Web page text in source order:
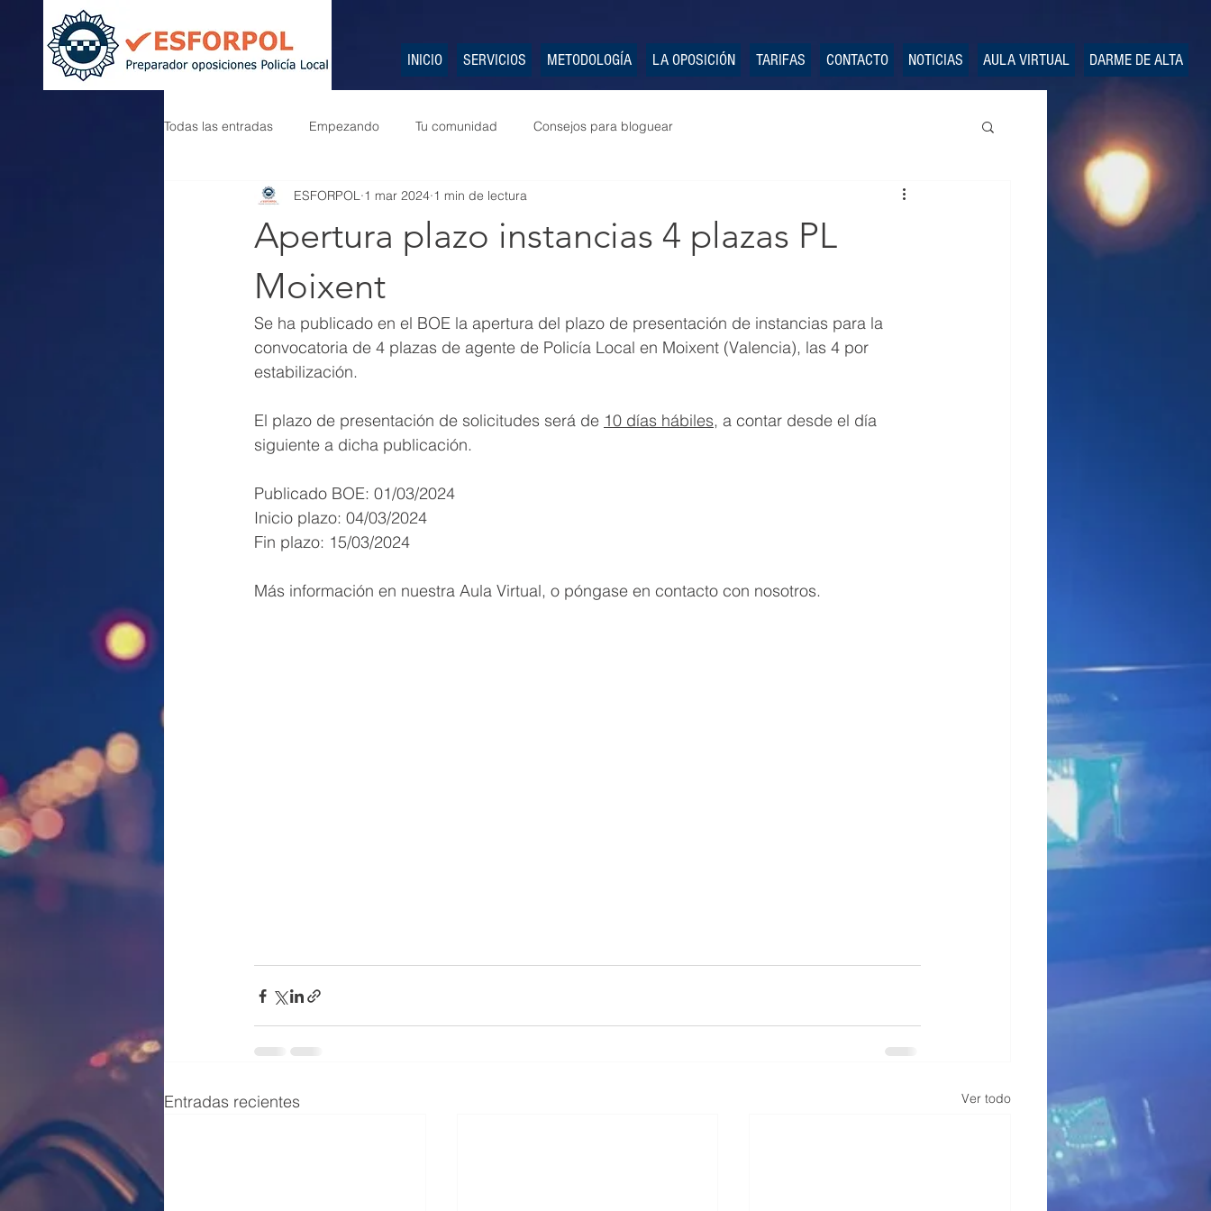
INICIO SERVICIOS METODOLOGÍA LA OPOSICIÓN TARIFAS CONTACTO NOTICIAS AULA VIRTUAL DARME DE ALTA
Todas las entradas Empezando Tu comunidad Consejos para bloguear
Apertura plazo instancias 4 plazas PL
Moixent
ESFORPOL 1 mar 2024 1 min de lectura
Se ha publicado en el BOE la apertura del plazo de presentación de instancias para la
convocatoria de 4 plazas de agente de Policía Local en Moixent (Valencia), las 4 por
estabilización.
El plazo de presentación de solicitudes será de 10 días hábiles, a contar desde el día
siguiente a dicha publicación.
Publicado BOE: 01/03/2024
Inicio plazo: 04/03/2024
Fin plazo: 15/03/2024
Más información en nuestra Aula Virtual, o póngase en contacto con nosotros.
Entradas recientes Ver todo